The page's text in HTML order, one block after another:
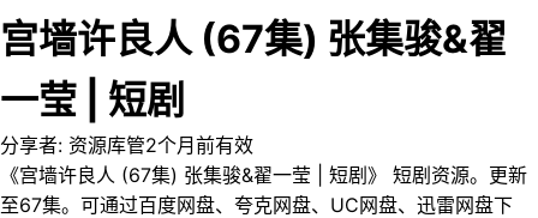
宫墙许良人 (67集) 张集骏&翟
一莹 | 短剧
分享者: 资源库管2个月前有效
《宫墙许良人 (67集) 张集骏&翟一莹 | 短剧》 短剧资源。更新
至67集。可通过百度网盘、夸克网盘、UC网盘、迅雷网盘下